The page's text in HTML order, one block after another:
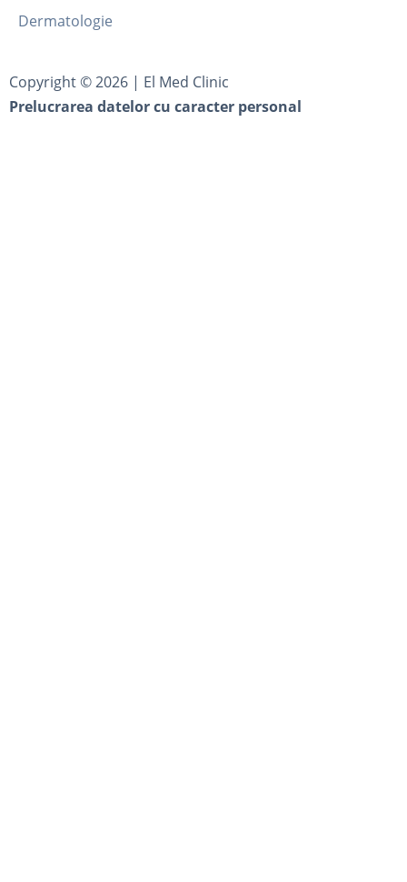
Dermatologie
Copyright ©2026 | El Med Clinic
Prelucrarea datelor cu caracter personal